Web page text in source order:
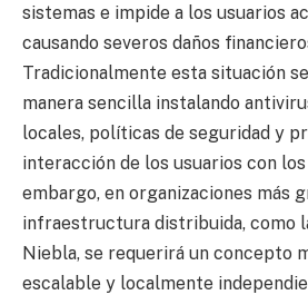
sistemas e impide a los usuarios
causando severos daños
Tradicionalmente esta situación
manera sencilla instalando
locales, políticas de seguridad y
interacción de los usuarios con
embargo, en organizaciones más
infraestructura distribuida, como
Niebla, se requerirá un concepto
escalable y localmente